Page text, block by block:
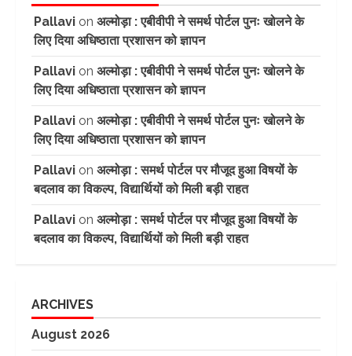
Pallavi on अल्मोड़ा : एबीवीपी ने समर्थ पोर्टल पुनः खोलने के
लिए दिया अधिष्ठाता प्रशासन को ज्ञापन
Pallavi on अल्मोड़ा : एबीवीपी ने समर्थ पोर्टल पुनः खोलने के
लिए दिया अधिष्ठाता प्रशासन को ज्ञापन
Pallavi on अल्मोड़ा : एबीवीपी ने समर्थ पोर्टल पुनः खोलने के
लिए दिया अधिष्ठाता प्रशासन को ज्ञापन
Pallavi on अल्मोड़ा : समर्थ पोर्टल पर मौजूद हुआ विषयों के
बदलाव का विकल्प, विद्यार्थियों को मिली बड़ी राहत
Pallavi on अल्मोड़ा : समर्थ पोर्टल पर मौजूद हुआ विषयों के
बदलाव का विकल्प, विद्यार्थियों को मिली बड़ी राहत
ARCHIVES
August 2026